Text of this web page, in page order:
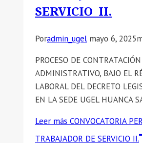
SERVICIO II.
Poradmin_ugel mayo 6, 2025
PROCESO DE
ADMINISTRATIVO, BAJO EL
LABORAL DEL DECRETO
EN LA SEDE UGEL HUANCA
Leer más CONVOCATORIA
TRABAJADOR DE SERVICIO II.